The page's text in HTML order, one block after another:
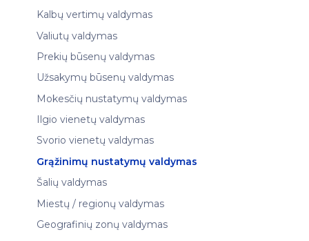
Kalbų vertimų valdymas
Valiutų valdymas
Prekių būsenų valdymas
Užsakymų būsenų valdymas
Mokesčių nustatymų valdymas
Ilgio vienetų valdymas
Svorio vienetų valdymas
Grąžinimų nustatymų valdymas
Šalių valdymas
Miestų / regionų valdymas
Geografinių zonų valdymas